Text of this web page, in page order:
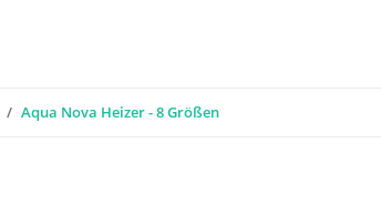
Aqua Nova Heizer - 8 Größen